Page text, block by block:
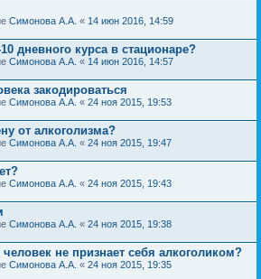
Симонова А.А. « 14 июн 2016, 14:59
дневного курса в стационаре?
Симонова А.А. « 14 июн 2016, 14:57
закодироваться
Симонова А.А. « 24 ноя 2015, 19:53
от алкоголизма?
Симонова А.А. « 24 ноя 2015, 19:47
Симонова А.А. « 24 ноя 2015, 19:43
Симонова А.А. « 24 ноя 2015, 19:38
не признает себя алкоголиком?
Симонова А.А. « 24 ноя 2015, 19:35